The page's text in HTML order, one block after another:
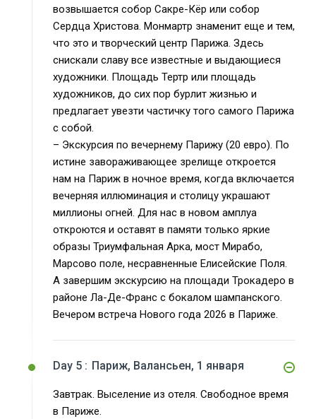
возвышается собор Сакре-Кёр или собор
Сердца Христова. Монмартр знаменит еще и тем,
что это и творческий центр Парижа. Здесь
снискали славу все известные и выдающиеся
художники. Площадь Тертр или площадь
художников, до сих пор бурлит жизнью и
предлагает увезти частичку того самого Парижа
с собой.
– Экскурсия по вечернему Парижу (20 евро). По
истине завораживающее зрелище откроется
нам на Париж в ночное время, когда включается
вечерняя иллюминация и столицу украшают
миллионы огней. Для нас в новом амплуа
откроются и оставят в памяти только яркие
образы Триумфальная Арка, мост Мирабо,
Марсово поле, несравненные Елисейские Поля.
А завершим экскурсию на площади Трокадеро в
районе Ла-Де-Франс с бокалом шампанского.
Вечером встреча Нового года 2026 в Париже.
Day 5 : Париж, Валансьен, 1 января
Завтрак. Выселение из отеля. Свободное время
в Париже.